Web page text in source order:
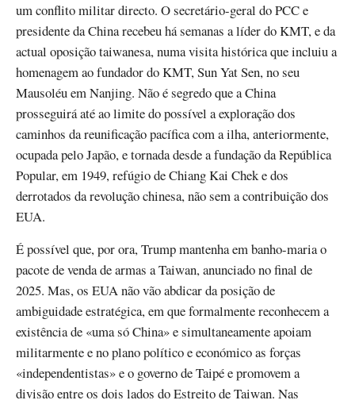
um conflito militar directo. O secretário-geral do PCC e
presidente da China recebeu há semanas a líder do KMT, e da
actual oposição taiwanesa, numa visita histórica que incluiu a
homenagem ao fundador do KMT, Sun Yat Sen, no seu
Mausoléu em Nanjing. Não é segredo que a China
prosseguirá até ao limite do possível a exploração dos
caminhos da reunificação pacífica com a ilha, anteriormente,
ocupada pelo Japão, e tornada desde a fundação da República
Popular, em 1949, refúgio de Chiang Kai Chek e dos
derrotados da revolução chinesa, não sem a contribuição dos
EUA.
É possível que, por ora, Trump mantenha em banho-maria o
pacote de venda de armas a Taiwan, anunciado no final de
2025. Mas, os EUA não vão abdicar da posição de
ambiguidade estratégica, em que formalmente reconhecem a
existência de «uma só China» e simultaneamente apoiam
militarmente e no plano político e económico as forças
«independentistas» e o governo de Taipé e promovem a
divisão entre os dois lados do Estreito de Taiwan. Nas